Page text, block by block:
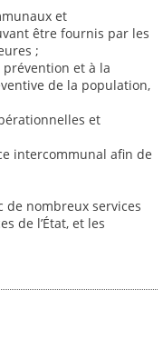
et
être fournis par les
;
et à la
de la population,
et
intercommunal afin de
de nombreux services
de l’État, et les